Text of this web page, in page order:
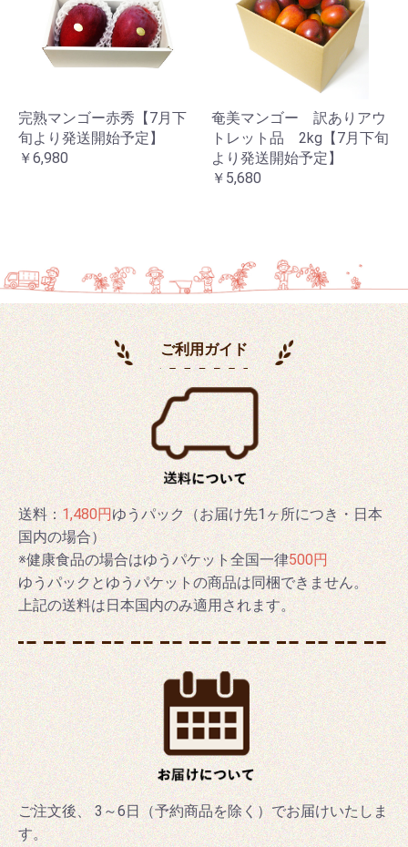
完熟マンゴー赤秀【7月下
旬より発送開始予定】
￥6,980
奄美マンゴー 訳ありアウ
トレット品 2kg【7月下旬
より発送開始予定】
￥5,680
ご利用ガイド
送料：1,480円ゆうパック（お届け先1ヶ所につき・日本
国内の場合）
※健康食品の場合はゆうパケット全国一律500円
ゆうパックとゆうパケットの商品は同梱できません。
上記の送料は日本国内のみ適用されます。
ご注文後、 3～6日（予約商品を除く）でお届けいたしま
す。